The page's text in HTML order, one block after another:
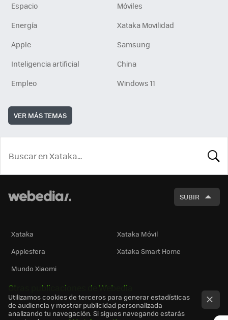
Espacio
Móviles
Energía
Xataka Movilidad
Apple
Samsung
Inteligencia artificial
China
Empleo
Windows 11
VER MÁS TEMAS
SUBIR
Xataka
Xataka Móvil
Applesfera
Xataka Smart Home
Mundo Xiaomi
Otras publicaciones de Webedia
Utilizamos cookies de terceros para generar estadísticas
de audiencia y mostrar publicidad personalizada
analizando tu navegación. Si sigues navegando estarás